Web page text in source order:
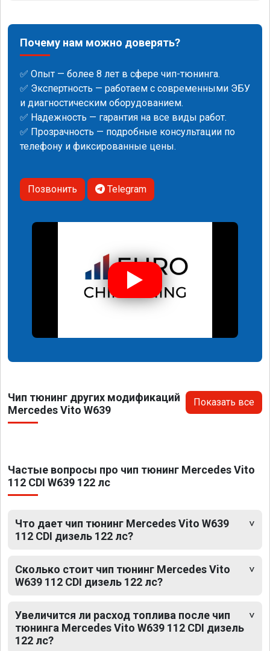
Почему нам можно доверять?
✅ Опыт — более 8 лет в сфере чип-тюнинга.
✅ Экспертность — работаем с современными ЭБУ
и диагностическим оборудованием.
✅ Надежность — гарантия на все виды работ.
✅ Прозрачность — подробные консультации по
телефону и фиксированные цены.
Позвонить Telegram
Чип тюнинг других модификаций
Mercedes Vito W639
Показать все
Частые вопросы про чип тюнинг Mercedes Vito
112 CDI W639 122 лс
Что дает чип тюнинг Mercedes Vito W639
112 CDI дизель 122 лс?
Сколько стоит чип тюнинг Mercedes Vito
W639 112 CDI дизель 122 лс?
Увеличится ли расход топлива после чип
тюнинга Mercedes Vito W639 112 CDI дизель
122 лс?